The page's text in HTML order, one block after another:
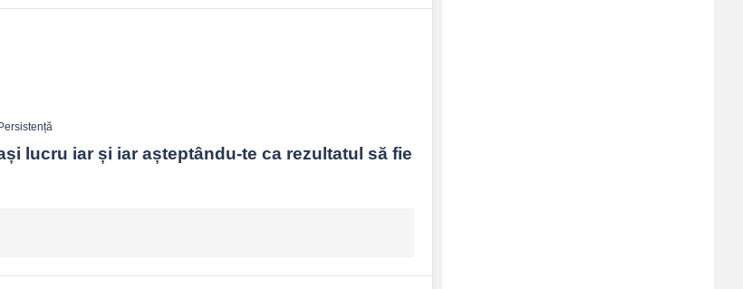
Persistență
lucru iar și iar așteptându-te ca rezultatul să fie